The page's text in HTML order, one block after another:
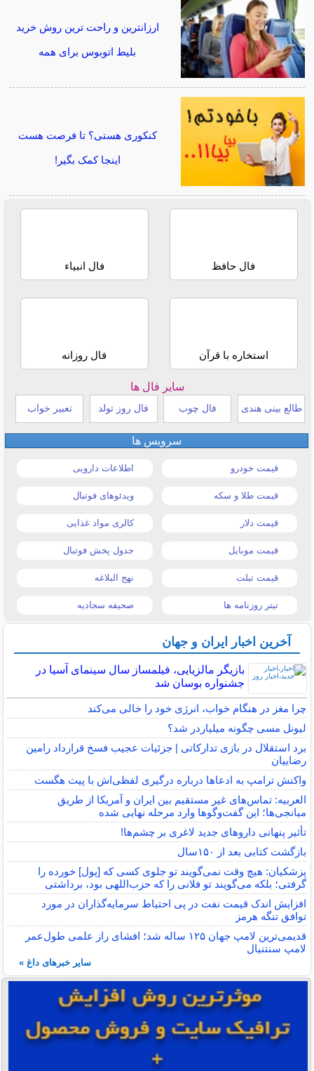
ارزانترین و راحت ترین روش خرید
بلیط اتوبوس برای همه
کنکوری هستی؟ تا فرصت هست
اینجا کمک بگیر!
فال حافظ فال انبیاء
استخاره با قرآن فال روزانه
سایر فال ها
طالع بینی هندی فال چوب فال روز تولد تعبیر خواب
سرویس ها
قیمت خودرو اطلاعات دارویی
قیمت طلا و سکه ویدئوهای فوتبال
قیمت دلار کالری مواد غذایی
قیمت موبایل جدول پخش فوتبال
قیمت تبلت نهج البلاغه
تیتر روزنامه ها صحیفه سجادیه
آخرین اخبار ایران و جهان
بازیگر مالزیایی، فیلمساز سال سینمای آسیا در
جشنواره بوسان شد
چرا مغز در هنگام خواب، انرژی خود را خالی می‌کند
لیونل مسی چگونه میلیاردر شد؟
برد استقلال در بازی تدارکاتی | جزئیات عجیب فسخ قرارداد رامین
رضاییان
واکنش ترامپ به ادعاها درباره درگیری لفظی‌اش با پیت هگست
العربیه: تماس‌های غیر مستقیم بین ایران و آمریکا از طریق
میانجی‌ها؛ این گفت‌و‌گو‌ها وارد مرحله نهایی شده
تأثیر پنهانی داروهای جدید لاغری بر چشم‌ها!
بازگشت کتابی بعد از ۱۵۰سال
پزشکیان: هیچ وقت نمی‌گویند تو جلوی کسی که [پول] خورده را
گرفتی؛ بلکه می‌گویند تو فلانی را که حزب‌اللهی بود، برداشتی
افزایش اندک قیمت نفت در پی احتیاط سرمایه‌گذاران در مورد
توافق تنگه هرمز
قدیمی‌ترین لامپ جهان ۱۲۵ ساله شد؛ افشای راز علمی طول‌عمر
لامپ سنتنیال
سایر خبرهای داغ »